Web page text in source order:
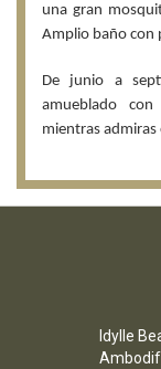
una gran
Amplio baño con
De junio a
amueblado
mientras admiras
Idylle